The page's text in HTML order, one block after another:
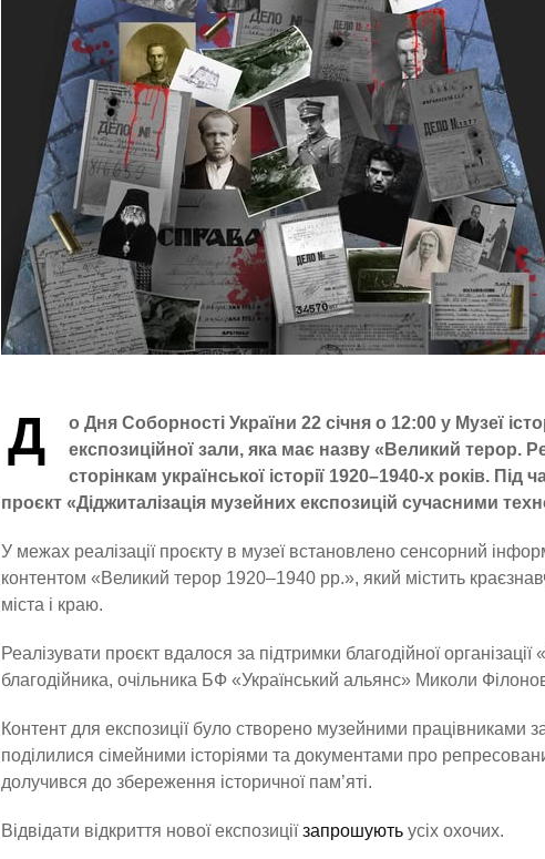
Д
о Дня Соборності України 22 січня о 12:00 у Музеї
експозиційної зали, яка має назву «Великий терор.
сторінкам української історії 1920–1940-х років.
проєкт «Діджиталізація музейних експозицій сучасними
У межах реалізації проєкту в музеї встановлено сенсорний
контентом «Великий терор 1920–1940 рр.», який містить
міста і краю.
Реалізувати проєкт вдалося за підтримки благодійної
благодійника, очільника БФ «Український альянс» Миколи
Контент для експозиції було створено музейними працівниками
поділилися сімейними історіями та документами про
долучився до збереження історичної пам’яті.
Відвідати відкриття нової експозиціїзапрошуютьусіх охочих.